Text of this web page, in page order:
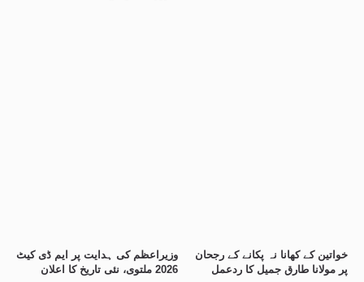
وزیراعظم کی ہدایت پر ایم ڈی کیٹ
2026 ملتوی، نئی تاریخ کا اعلان
خواتین کے کھانا نہ پکانے کے رجحان
پر مولانا طارق جمیل کا ردعمل